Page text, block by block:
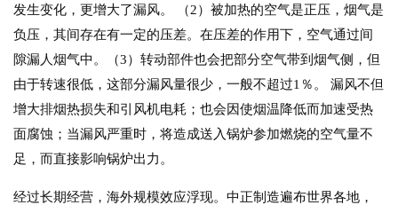
发生变化，更增大了漏风。 （2）被加热的空气是正压，烟气是
负压，其间存在有一定的压差。在压差的作用下，空气通过间
隙漏人烟气中。（3）转动部件也会把部分空气带到烟气侧，但
由于转速很低，这部分漏风量很少，一般不超过1％。 漏风不但
增大排烟热损失和引风机电耗；也会因使烟温降低而加速受热
面腐蚀；当漏风严重时，将造成送入锅炉参加燃烧的空气量不
足，而直接影响锅炉出力。
经过长期经营，海外规模效应浮现。中正制造遍布世界各地，